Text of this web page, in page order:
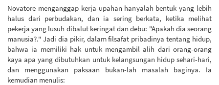
Novatore menganggap kerja-upahan hanyalah bentuk yang lebih
halus dari perbudakan, dan ia sering berkata, ketika melihat
pekerja yang lusuh dibalut keringat dan debu: "Apakah dia seorang
manusia?." Jadi dia pikir, dalam filsafat pribadinya tentang hidup,
bahwa ia memiliki hak untuk mengambil alih dari orang-orang
kaya apa yang dibutuhkan untuk kelangsungan hidup sehari-hari,
dan menggunakan paksaan bukan-lah masalah baginya. Ia
kemudian menulis: